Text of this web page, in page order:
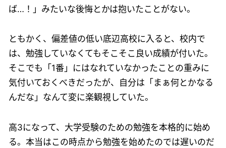
ば…！」みたいな後悔とかは抱いたことがない。
ともかく、偏差値の低い底辺高校に入ると、校内で
は、勉強していなくてもそこそこ良い成績が付いた。
そこでも「1番」にはなれていなかったことの重みに
気付いておくべきだったが、自分は「まぁ何とかなる
んだな」なんて変に楽観視していた。
高3になって、大学受験のための勉強を本格的に始め
る。本当はこの時点から勉強を始めたのでは遅いのだ